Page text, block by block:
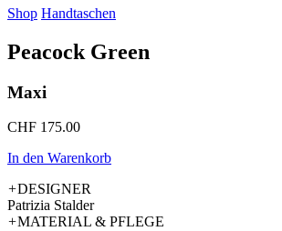
Shop Handtaschen
Peacock Green
Maxi
CHF 175.00
In den Warenkorb
+DESIGNER
Patrizia Stalder
+MATERIAL & PFLEGE